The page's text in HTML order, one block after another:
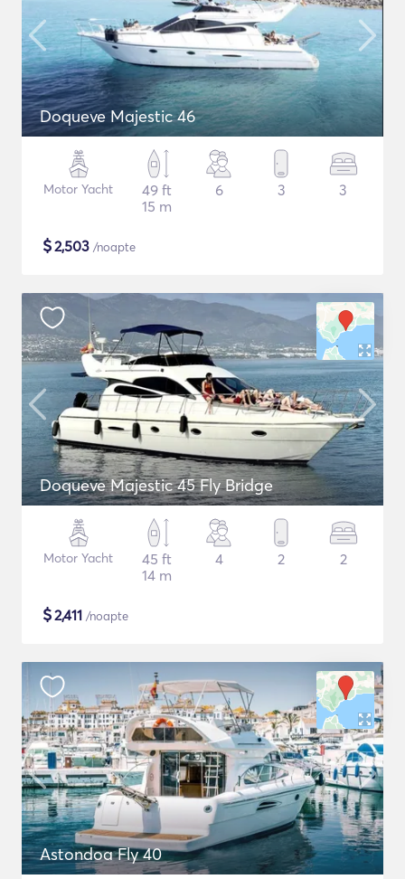
Doqueve Majestic 46
Motor Yacht
49 ft
15 m
6 3 3
$2,503 /noapte
Doqueve Majestic 45 Fly Bridge
Motor Yacht
45 ft
14 m
4 2 2
$2,411 /noapte
Astondoa Fly 40